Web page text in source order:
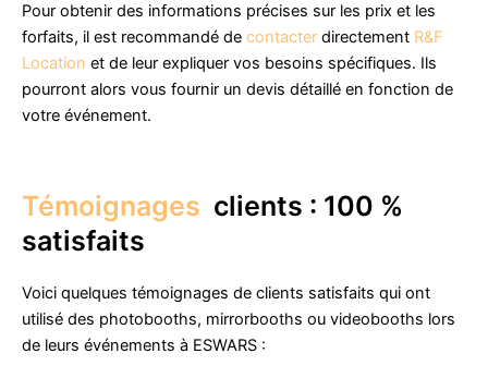
Pour obtenir des informations précises sur les prix et les
forfaits, il est recommandé de contacter directement R&F
Location et de leur expliquer vos besoins spécifiques. Ils
pourront alors vous fournir un devis détaillé en fonction de
votre événement.
Témoignages clients : 100 %
satisfaits
Voici quelques témoignages de clients satisfaits qui ont
utilisé des photobooths, mirrorbooths ou videobooths lors
de leurs événements à ESWARS :